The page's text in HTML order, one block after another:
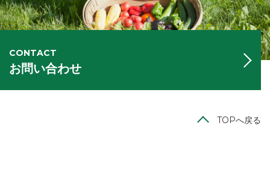
CONTACT
お問い合わせ
TOPへ戻る